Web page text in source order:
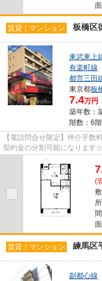
賃貸｜マンション 板橋区
東武東上
有楽町線
都営三田
東京都板
7.4万円
築年数：
階数：6
【電話問合せ限定】仲介手
契約金の分割可能になります
4177】VISION赤羽店までご
(
賃貸｜マンション 練馬区
副都心線